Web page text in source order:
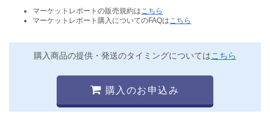
マーケットレポートの販売規約は こちら
マーケットレポート購入についてのFAQは こちら
購入商品の提供・発送のタイミングについてはこちら
購入のお申込み